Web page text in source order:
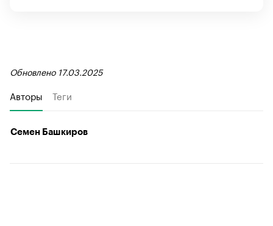
Обновлено 17.03.2025
Авторы Теги
Семен Башкиров